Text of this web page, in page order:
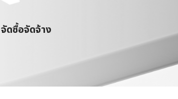
จัดซื้อจัดจ้าง